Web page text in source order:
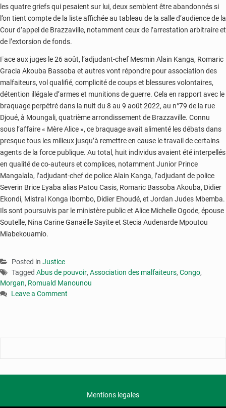
les quatre griefs qui pesaient sur lui, deux semblent être abandonnés si
l’on tient compte de la liste affichée au tableau de la salle d’audience de la
Cour d’appel de Brazzaville, notamment ceux de l’arrestation arbitraire et
de l’extorsion de fonds.
Face aux juges le 26 août, l’adjudant-chef Mesmin Alain Kanga, Romaric
Gracia Akouba Bassoba et autres vont répondre pour association des
malfaiteurs, vol qualifié, complicité de coups et blessures volontaires,
détention illégale d’armes et munitions de guerre. Cela en rapport avec le
braquage perpétré dans la nuit du 8 au 9 août 2022, au n°79 de la rue
Djoué, à Moungali, quatrième arrondissement de Brazzaville. Connu
sous l’affaire « Mère Alice », ce braquage avait alimenté les débats dans
presque tous les milieux jusqu’à remettre en cause le travail de certains
agents de la force publique. Au total, huit individus avaient été interpellés
en qualité de co-auteurs et complices, notamment Junior Prince
Mangalala, l’adjudant-chef de police Alain Kanga, l’adjudant de police
Severin Brice Eyaba alias Patou Casis, Romaric Bassoba Akouba, Didier
Ekondi, Mistral Konga Ibombo, Didier Ehoudé, et Jordan Judes Mbemba.
Ils sont poursuivis par le ministère public et Alice Michelle Ogode, épouse
Soutelle, Nina Carine Ganaëlle Sayite et Stecia Audenarde Mpoutou
Miabekouamio.
Posted in Justice
Tagged Abus de pouvoir, Association des malfaiteurs, Congo,
Morgan, Romuald Manounou
Leave a Comment
Mentions legales